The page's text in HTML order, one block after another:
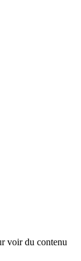
voir du contenu